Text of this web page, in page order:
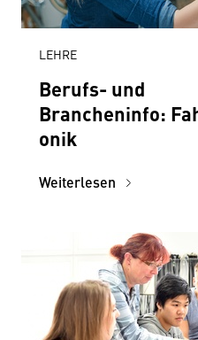
LEHRE
Berufs- und
Brancheninfo:
onik
Weiterlesen